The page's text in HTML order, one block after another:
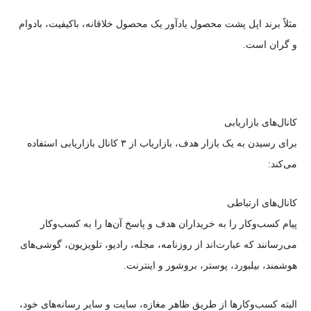
مثلاً برند اپل پشت محصول یادآور یک محصول خلاقانه، باکیفیت، بادوام
و گران است.
کانال‌های بازاریابی
برای رسیدن به یک بازار هدف، بازاریاب از ۳ کانال بازاریابی استفاده
می‌کند:
کانال‌های ارتباطی
پیام کسب‌وکار را به خریداران هدف و پاسخ آن‌ها را به کسب‌وکار
می‌رسانند که عبارت‌اند از روزنامه، مجله، رادیو، تلویزیون، گوشی‌های
هوشمند، بیلبورد، پوستر، بروشور و اینترنت.
البته کسب‌وکارها از طریق ظاهر مغازه، سایت و سایر رسانه‌های خود،